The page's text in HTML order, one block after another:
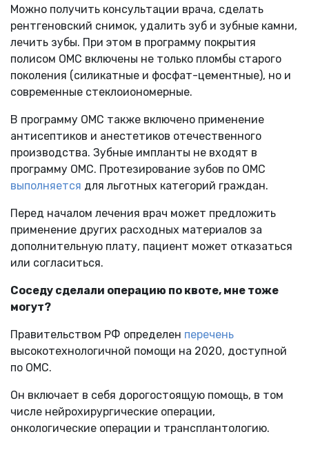
Можно получить консультации врача, сделать
рентгеновский снимок, удалить зуб и зубные камни,
лечить зубы. При этом в программу покрытия
полисом ОМС включены не только пломбы старого
поколения (силикатные и фосфат-цементные), но и
современные стеклоиономерные.
В программу ОМС также включено применение
антисептиков и анестетиков отечественного
производства. Зубные импланты не входят в
программу ОМС. Протезирование зубов по ОМС
выполняется для льготных категорий граждан.
Перед началом лечения врач может предложить
применение других расходных материалов за
дополнительную плату, пациент может отказаться
или согласиться.
Соседу сделали операцию по квоте, мне тоже
могут?
Правительством РФ определен перечень
высокотехнологичной помощи на 2020, доступной
по ОМС.
Он включает в себя дорогостоящую помощь, в том
числе нейрохирургические операции,
онкологические операции и трансплантологию.